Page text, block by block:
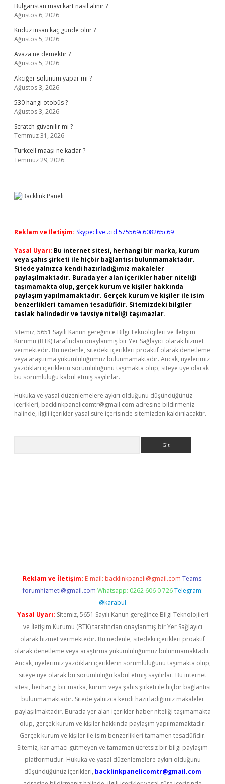
Bulgaristan mavi kart nasıl alınır ?
Ağustos 6, 2026
Kuduz insan kaç günde ölür ?
Ağustos 5, 2026
Avaza ne demektir ?
Ağustos 5, 2026
Akciğer solunum yapar mı ?
Ağustos 3, 2026
530 hangi otobüs ?
Ağustos 3, 2026
Scratch güvenilir mi ?
Temmuz 31, 2026
Turkcell maaşı ne kadar ?
Temmuz 29, 2026
Reklam ve İletişim: Skype: live:.cid.575569c608265c69
Yasal Uyarı: Bu internet sitesi, herhangi bir marka, kurum
veya şahıs şirketi ile hiçbir bağlantısı bulunmamaktadır.
Sitede yalnızca kendi hazırladığımız makaleler
paylaşılmaktadır. Burada yer alan içerikler haber niteliği
taşımamakta olup, gerçek kurum ve kişiler hakkında
paylaşım yapılmamaktadır. Gerçek kurum ve kişiler ile isim
benzerlikleri tamamen tesadüfidir. Sitemizdeki bilgiler
taslak halindedir ve tavsiye niteliği taşımazlar.
Sitemiz, 5651 Sayılı Kanun gereğince Bilgi Teknolojileri ve İletişim
Kurumu (BTK) tarafından onaylanmış bir Yer Sağlayıcı olarak hizmet
vermektedir. Bu nedenle, sitedeki içerikleri proaktif olarak denetleme
veya araştırma yükümlülüğümüz bulunmamaktadır. Ancak, üyelerimiz
yazdıkları içeriklerin sorumluluğunu taşımakta olup, siteye üye olarak
bu sorumluluğu kabul etmiş sayılırlar.
Hukuka ve yasal düzenlemelere aykırı olduğunu düşündüğünüz
içerikleri, backlinkpanelicomtr@gmail.com adresine bildirmeniz
halinde, ilgili içerikler yasal süre içerisinde sitemizden kaldırılacaktır.
Reklam ve İletişim: E-mail: backlinkpaneli@gmail.com Teams:
forumhizmeti@gmail.com Whatsapp: 0262 606 0 726 Telegram:
@karabul
Yasal Uyarı: Sitemiz, 5651 Sayılı Kanun gereğince Bilgi Teknolojileri
ve İletişim Kurumu (BTK) tarafından onaylanmış bir Yer Sağlayıcı
olarak hizmet vermektedir. Bu nedenle, sitedeki içerikleri proaktif
olarak denetleme veya araştırma yükümlülüğümüz bulunmamaktadır.
Ancak, üyelerimiz yazdıkları içeriklerin sorumluluğunu taşımakta olup,
siteye üye olarak bu sorumluluğu kabul etmiş sayılırlar. Bu internet
sitesi, herhangi bir marka, kurum veya şahıs şirketi ile hiçbir bağlantısı
bulunmamaktadır. Sitede yalnızca kendi hazırladığımız makaleler
paylaşılmaktadır. Burada yer alan içerikler haber niteliği taşımamakta
olup, gerçek kurum ve kişiler hakkında paylaşım yapılmamaktadır.
Gerçek kurum ve kişiler ile isim benzerlikleri tamamen tesadüfidir.
Sitemiz, kar amacı gütmeyen ve tamamen ücretsiz bir bilgi paylaşım
platformudur. Hukuka ve yasal düzenlemelere aykırı olduğunu
düşündüğünüz içerikleri, backlinkpanelicomtr@gmail.com